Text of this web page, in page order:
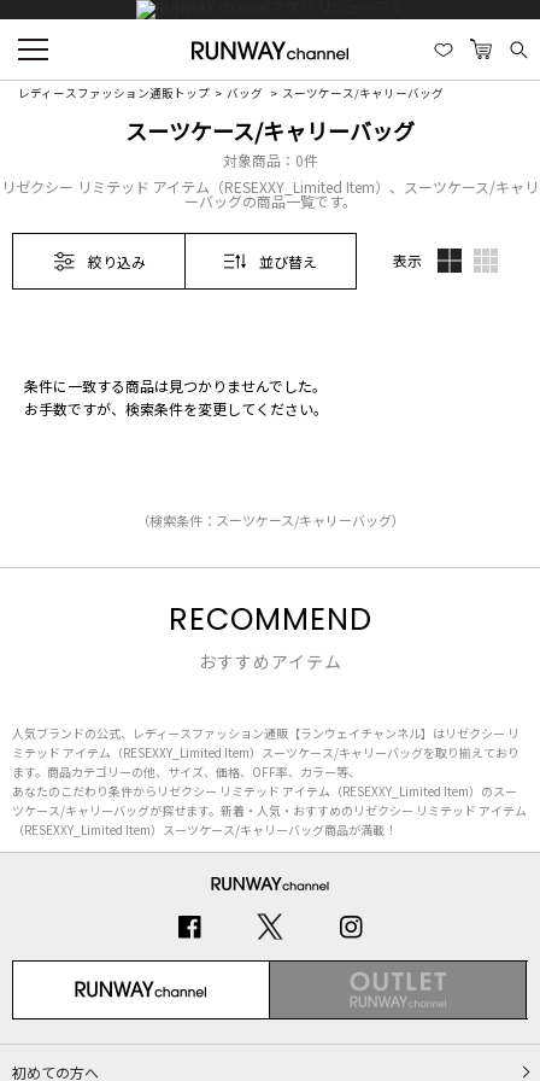
レディースファッション通販トップ バッグ スーツケース/キャリーバッグ
スーツケース/キャリーバッグ
対象商品： 0件
リゼクシー リミテッド アイテム（RESEXXY_Limited Item）、スーツケース/キャリ
ーバッグの商品一覧です。
絞り込み 並び替え 表示
条件に一致する商品は見つかりませんでした。
お手数ですが、検索条件を変更してください。
（検索条件：スーツケース/キャリーバッグ）
RECOMMEND
おすすめアイテム
人気ブランドの公式、レディースファッション通販【ランウェイチャンネル】はリゼクシー リ
ミテッド アイテム（RESEXXY_Limited Item）スーツケース/キャリーバッグを取り揃えており
ます。商品カテゴリーの他、サイズ、価格、OFF率、カラー等、
あなたのこだわり条件からリゼクシー リミテッド アイテム（RESEXXY_Limited Item）のスー
ツケース/キャリーバッグが探せます。新着・人気・おすすめのリゼクシー リミテッド アイテム
（RESEXXY_Limited Item）スーツケース/キャリーバッグ商品が満載！
初めての方へ